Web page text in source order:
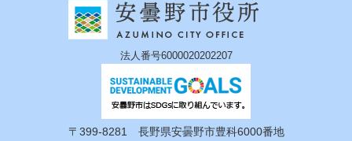
法人番号6000020202207
〒399-8281 長野県安曇野市豊科6000番地